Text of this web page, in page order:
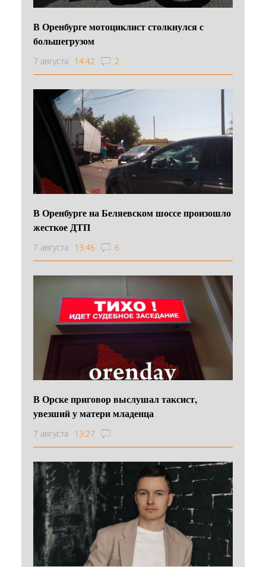
В Оренбурге мотоциклист столкнулся с
большегрузом
7 августа 14:42 2
В Оренбурге на Беляевском шоссе произошло
жесткое ДТП
7 августа 13:46 6
В Орске приговор выслушал таксист,
увезший у матери младенца
7 августа 13:27